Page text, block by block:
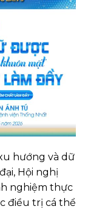
hướng và dữ
Hội nghị
nghiệm thực
điều trị cá thể